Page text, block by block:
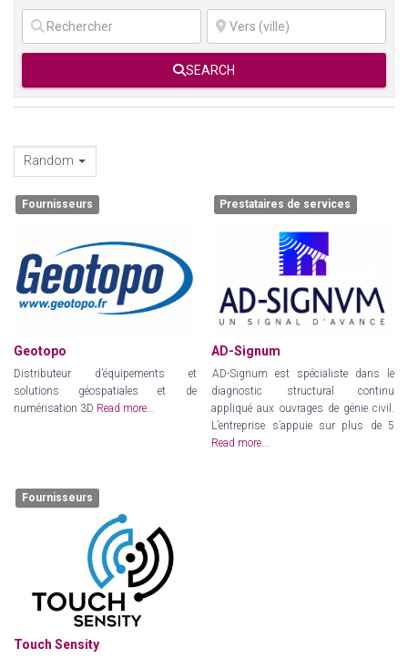
SEARCH
Random
Fournisseurs
Geotopo
Distributeur d’équipements et
solutions géospatiales et de
numérisation 3D Read more...
Prestataires de services
AD-Signum
AD-Signum est spécialiste dans le
diagnostic structural continu
appliqué aux ouvrages de génie civil.
L’entreprise s’appuie sur plus de 5
Read more...
Fournisseurs
Touch Sensity